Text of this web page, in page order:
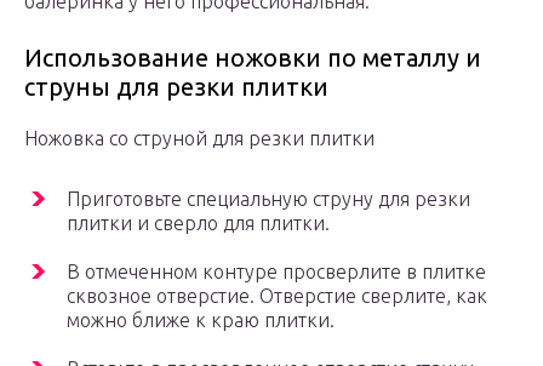
Использование ножовки по металлу и
струны для резки плитки
Ножовка со струной для резки плитки
Приготовьте специальную струну для резки
плитки и сверло для плитки.
В отмеченном контуре просверлите в плитке
сквозное отверстие. Отверстие сверлите, как
можно ближе к краю плитки.